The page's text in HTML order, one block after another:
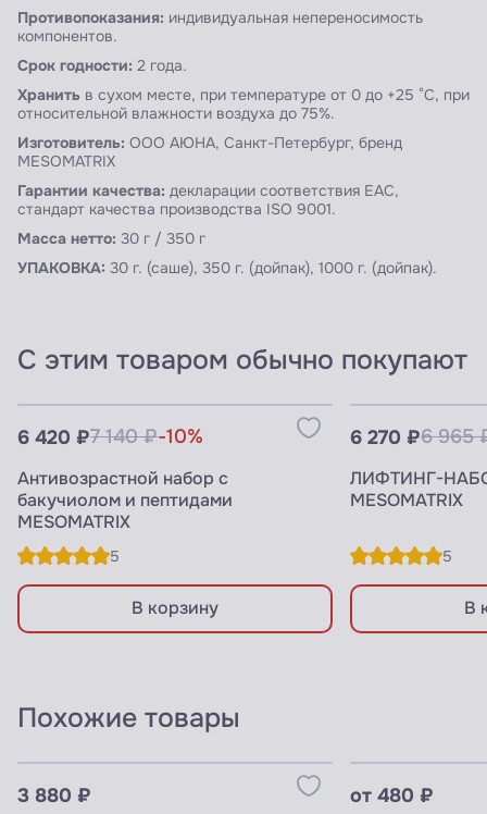
Противопоказания: индивидуальная непереносимость
компонентов.
Срок годности: 2 года.
Хранить в сухом месте, при температуре от 0 до +25 °С, при
относительной влажности воздуха до 75%.
Изготовитель: ООО АЮНА, Санкт-Петербург, бренд
MESOMATRIX
Гарантии качества: декларации соответствия EAC,
стандарт качества производства ISO 9001.
Масса нетто: 30 г / 350 г
УПАКОВКА: 30 г. (саше), 350 г. (дойпак), 1000 г. (дойпак).
С этим товаром обычно покупают
6 420 ₽7 140 ₽-10%
Антивозрастной набор с
бакучиолом и пептидами
MESOMATRIX
5
В корзину
6 270 ₽6 965
ЛИФТИНГ-
MESOMATRIX
5
В
Похожие товары
3 880 ₽ от 480 ₽